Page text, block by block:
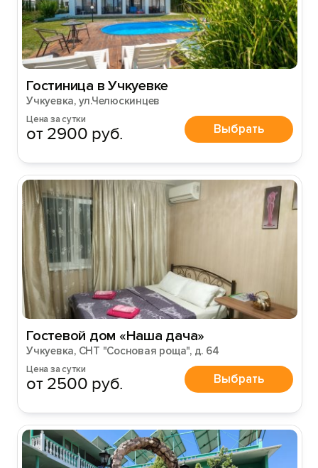
Гостиница в Учкуевке
Учкуевка, ул.Челюскинцев
Цена за сутки
от 2900 руб. Выбрать
Гостевой дом «Наша дача»
Учкуевка, СНТ "Сосновая роща", д. 64
Цена за сутки
от 2500 руб. Выбрать